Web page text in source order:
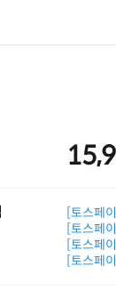
[토스페
[토스페
[토스페
[토스페